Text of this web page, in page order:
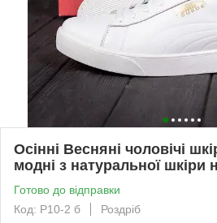
Осінні Весняні чоловічі
модні з натуральної шкіри
Готово до відправки
Код: P10-2 б
Роздріб